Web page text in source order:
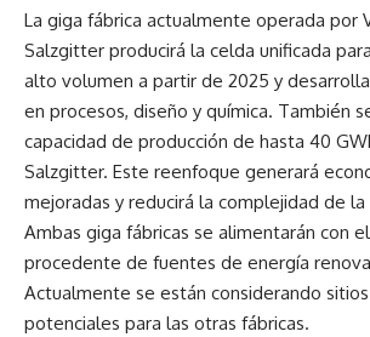
La giga fábrica actualmente operada por
Salzgitter producirá la celda unificada
alto volumen a partir de 2025 y
en procesos, diseño y química. También
capacidad de producción de hasta 40
Salzgitter. Este reenfoque generará
mejoradas y reducirá la complejidad de la
Ambas giga fábricas se alimentarán con
procedente de fuentes de energía
Actualmente se están considerando
potenciales para las otras fábricas.